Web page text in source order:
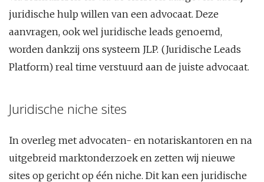
juridische hulp willen van een advocaat. Deze
aanvragen, ook wel juridische leads genoemd,
worden dankzij ons systeem JLP. (Juridische Leads
Platform) real time verstuurd aan de juiste advocaat.
Juridische niche sites
In overleg met advocaten- en notariskantoren en na
uitgebreid marktonderzoek en zetten wij nieuwe
sites op gericht op één niche. Dit kan een juridische